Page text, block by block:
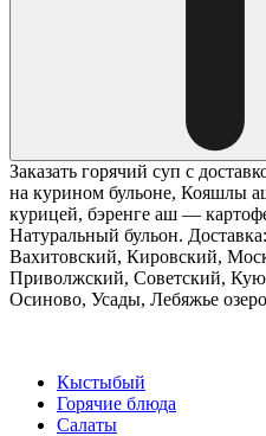
Заказать горячий суп с
на курином бульоне, Кояшлы
курицей, бэренге аш —
Натуральный бульон.
Вахитовский, Кировский,
Приволжский, Советский,
Осиново, Усады, Лебяжье
Кыстыбый
Горячие блюда
Салаты